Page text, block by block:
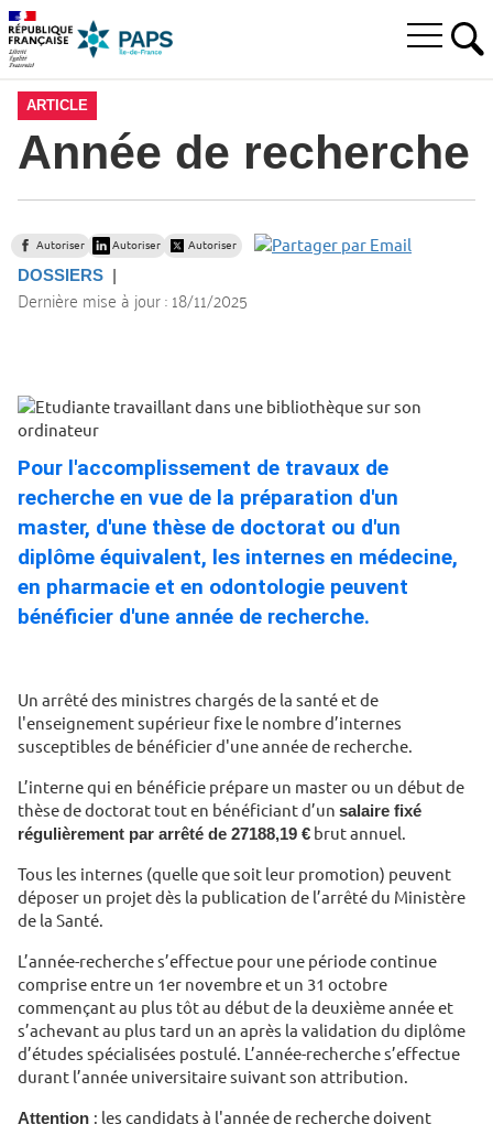
Aller
la
Aller
au
menu
Aller
au
contenu
Ouvrir
ARTICLE
Année de recherche
Autoriser Autoriser Autoriser
DOSSIERS
Dernière mise à jour :18/11/2025
Pour l'accomplissement de travaux de
recherche en vue de la préparation d'un
master, d'une thèse de doctorat ou d'un
diplôme équivalent, les internes en médecine,
en pharmacie et en odontologie peuvent
bénéficier d'une année de recherche.
Un arrêté des ministres chargés de la santé et de
l'enseignement supérieur fixe le nombre d’internes
susceptibles de bénéficier d'une année de recherche.
L’interne qui en bénéficie prépare un master ou un début de
thèse de doctorat tout en bénéficiant d’un salaire fixé
régulièrement par arrêté de 27188,19 € brut annuel.
Tous les internes (quelle que soit leur promotion) peuvent
déposer un projet dès la publication de l’arrêté du Ministère
de la Santé.
L’année-recherche s’effectue pour une période continue
comprise entre un 1er novembre et un 31 octobre
commençant au plus tôt au début de la deuxième année et
s’achevant au plus tard un an après la validation du diplôme
d’études spécialisées postulé. L’année-recherche s’effectue
durant l’année universitaire suivant son attribution.
Attention : les candidats à l'année de recherche doivent